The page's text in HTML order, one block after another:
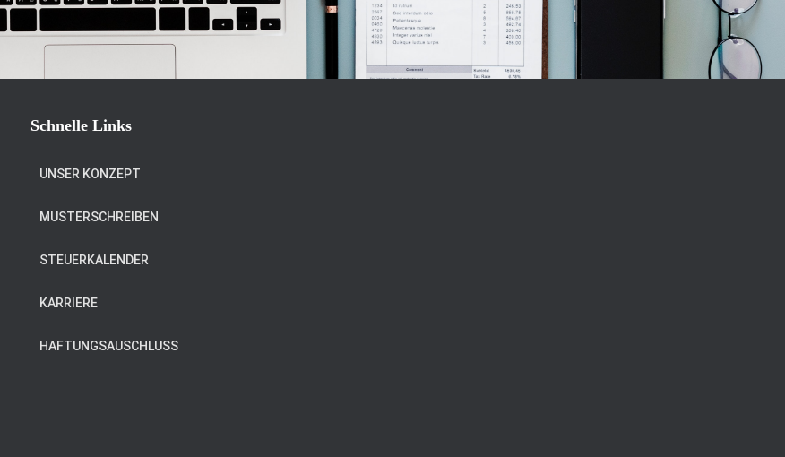
Schnelle Links
UNSER KONZEPT
MUSTERSCHREIBEN
STEUERKALENDER
KARRIERE
HAFTUNGSAUSCHLUSS